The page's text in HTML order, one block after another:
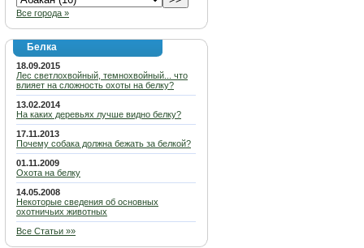
Все города »
Белка
18.09.2015
Лес светлохвойный, темнохвойный... что
влияет на сложность охоты на белку?
13.02.2014
На каких деревьях лучше видно белку?
17.11.2013
Почему собака должна бежать за белкой?
01.11.2009
Охота на белку
14.05.2008
Некоторые сведения об основных
охотничьих животных
Все Статьи »»